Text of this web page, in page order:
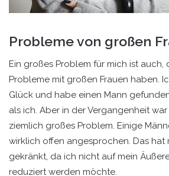
Probleme von großen
Ein großes Problem für mich ist auch,
Probleme mit großen Frauen haben.
Glück und habe einen Mann
als ich. Aber in der Vergangenheit
ziemlich großes Problem. Einige
wirklich offen angesprochen. Das hat
gekränkt, da ich nicht auf mein
reduziert werden möchte.